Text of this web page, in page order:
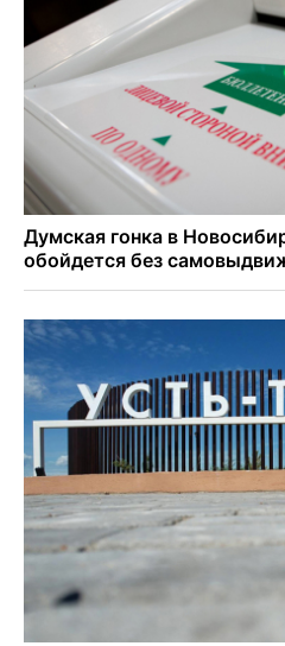
Ветеран СВО выявил рак на
в Новосибирске